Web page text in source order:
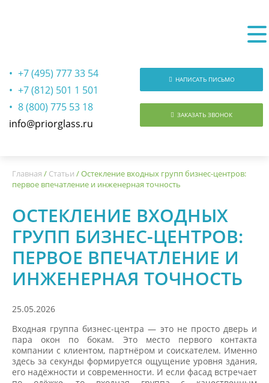
+7 (495) 777 33 54
+7 (812) 501 1 501
8 (800) 775 53 18
info@priorglass.ru
НАПИСАТЬ ПИСЬМО
ЗАКАЗАТЬ ЗВОНОК
Главная / Статьи /Остекление входных групп бизнес-центров:
первое впечатление и инженерная точность
ОСТЕКЛЕНИЕ ВХОДНЫХ
ГРУПП БИЗНЕС-ЦЕНТРОВ:
ПЕРВОЕ ВПЕЧАТЛЕНИЕ И
ИНЖЕНЕРНАЯ ТОЧНОСТЬ
25.05.2026
Входная группа бизнес-центра — это не просто дверь и
пара окон по бокам. Это место первого контакта
компании с клиентом, партнёром и соискателем. Именно
здесь за секунды формируется ощущение уровня здания,
его надёжности и современности. И если фасад встречает